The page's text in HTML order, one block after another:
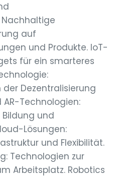
auf
und Produkte. IoT-
für ein smarteres
Dezentralisierung
AR-Technologien:
Bildung und
Lösungen:
und Flexibilität.
Technologien zur
Arbeitsplatz. Robotics